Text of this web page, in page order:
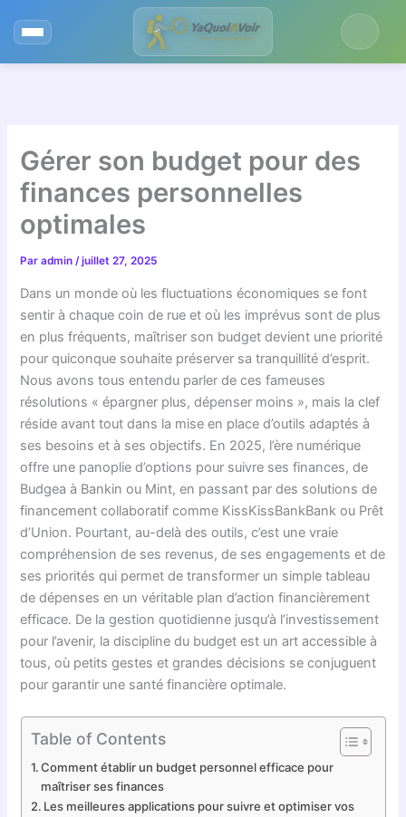
Gérer son budget pour des
finances personnelles
optimales
Paradmin/juillet 27, 2025
Dans un monde où les fluctuations économiques se font
sentir à chaque coin de rue et où les imprévus sont de plus
en plus fréquents, maîtriser son budget devient une priorité
pour quiconque souhaite préserver sa tranquillité d’esprit.
Nous avons tous entendu parler de ces fameuses
résolutions « épargner plus, dépenser moins », mais la clef
réside avant tout dans la mise en place d’outils adaptés à
ses besoins et à ses objectifs. En 2025, l’ère numérique
offre une panoplie d’options pour suivre ses finances, de
Budgea à Bankin ou Mint, en passant par des solutions de
financement collaboratif comme KissKissBankBank ou Prêt
d’Union. Pourtant, au-delà des outils, c’est une vraie
compréhension de ses revenus, de ses engagements et de
ses priorités qui permet de transformer un simple tableau
de dépenses en un véritable plan d’action financièrement
efficace. De la gestion quotidienne jusqu’à l’investissement
pour l’avenir, la discipline du budget est un art accessible à
tous, où petits gestes et grandes décisions se conjuguent
pour garantir une santé financière optimale.
Table of Contents
Comment établir un budget personnel efficace pour
maîtriser ses finances
Les meilleures applications pour suivre et optimiser vos